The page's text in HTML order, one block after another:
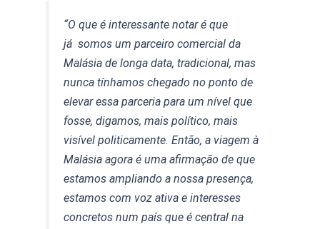
“O que é interessante notar é que
já somos um parceiro comercial da
Malásia de longa data, tradicional, mas
nunca tínhamos chegado no ponto de
elevar essa parceria para um nível que
fosse, digamos, mais político, mais
visível politicamente. Então, a viagem à
Malásia agora é uma afirmação de que
estamos ampliando a nossa presença,
estamos com voz ativa e interesses
concretos num país que é central na